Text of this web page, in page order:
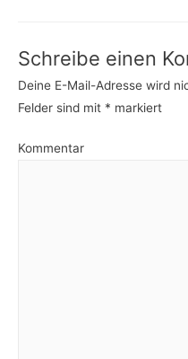
Schreibe einen
Deine E-Mail-Adresse wird
Felder sind mit * markiert
Kommentar